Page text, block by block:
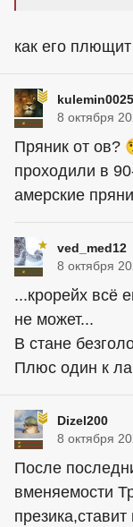
как его
8 октября
Пряник от ов?
проходили в
амерские
ved_med12
8 октября
...крорейx всё
не может...
В стане
Плюс один к
Dizel200
8 октября
После
вменяемости